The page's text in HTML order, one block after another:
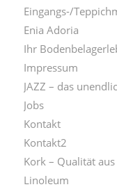
Eingangs-/
Enia Adoria
Ihr
Impressum
JAZZ – das
Jobs
Kontakt
Kontakt2
Kork – Qualität
Linoleum